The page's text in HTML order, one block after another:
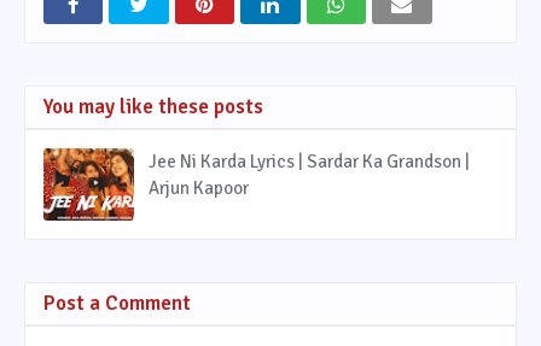
You may like these posts
Jee Ni Karda Lyrics | Sardar Ka Grandson |
Arjun Kapoor
Post a Comment